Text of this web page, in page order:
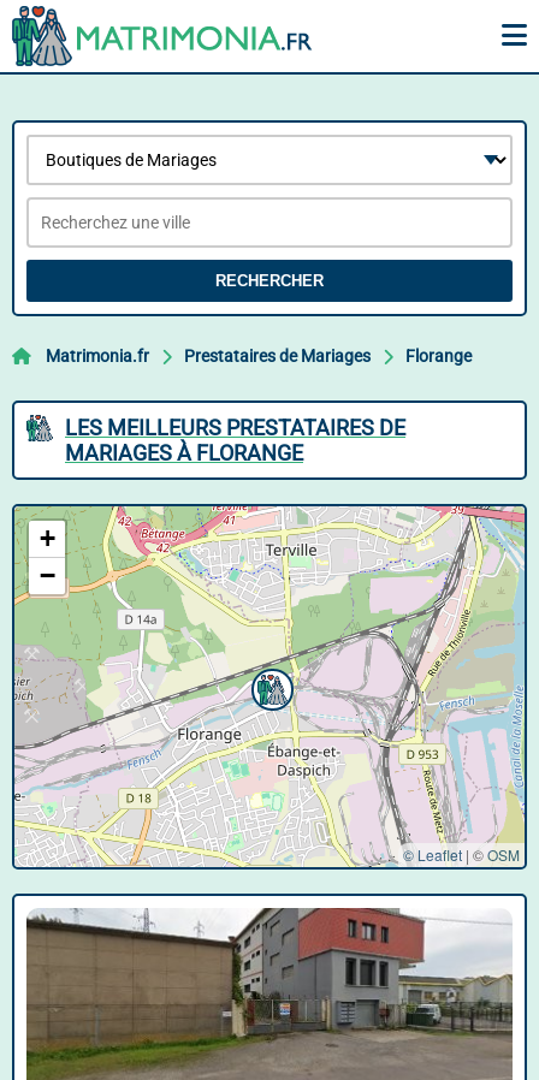
RECHERCHER
Matrimonia.fr Prestataires de Mariages Florange
LES MEILLEURS PRESTATAIRES DE
MARIAGES À FLORANGE
+
−
© Leaflet | ©OSM